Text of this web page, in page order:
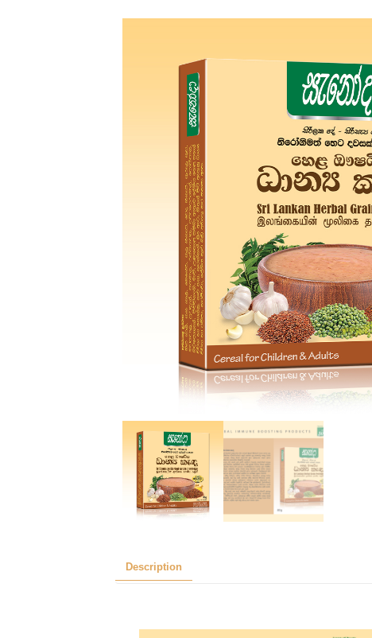
Description